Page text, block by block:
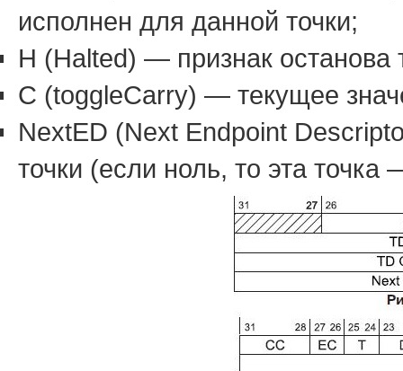
исполнен для данной точки;
H (Halted) — признак останова
C (toggleCarry) — текущее
NextED (Next Endpoint
точки (если ноль, то эта